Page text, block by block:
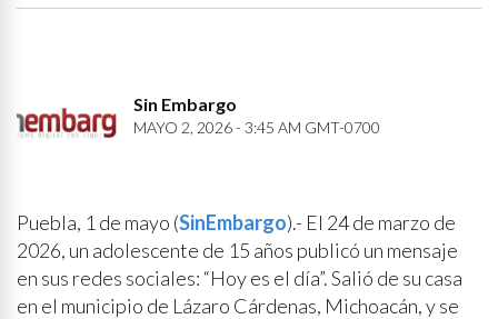
Sin Embargo
MAYO 2, 2026 - 3:45 AM GMT-0700
Puebla, 1 de mayo (SinEmbargo).- El 24 de marzo de
2026, un adolescente de 15 años publicó un mensaje
en sus redes sociales: “Hoy es el día”. Salió de su casa
en el municipio de Lázaro Cárdenas, Michoacán, y se